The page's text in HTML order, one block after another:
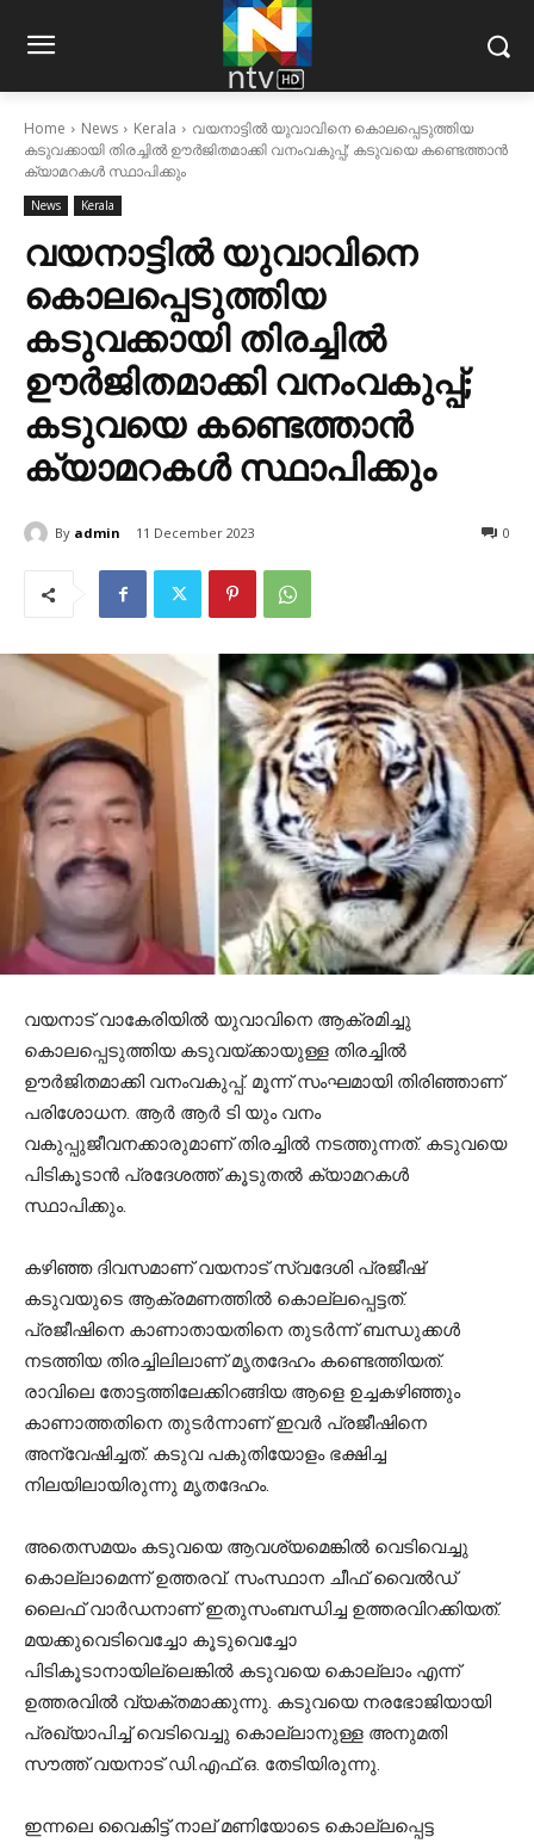
Home News Kerala
വയനാട്ടിൽ യുവാവിനെ കൊലപ്പെടുത്തിയ
കടുവക്കായി തിരച്ചിൽ ഊർജിതമാക്കി വനംവകുപ്പ്; കടുവയെ കണ്ടെത്താൻ
ക്യാമറകൾ സ്ഥാപിക്കും
News Kerala
വയനാട്ടിൽ യുവാവിനെ
കൊലപ്പെടുത്തിയ
കടുവക്കായി തിരച്ചിൽ
ഊർജിതമാക്കി വനംവകുപ്പ്;
കടുവയെ കണ്ടെത്താൻ
ക്യാമറകൾ സ്ഥാപിക്കും
By admin 11 December 2023 0
വയനാട് വാകേരിയിൽ യുവാവിനെ ആക്രമിച്ചു
കൊലപ്പെടുത്തിയ കടുവയ്ക്കായുള്ള തിരച്ചിൽ
ഊർജിതമാക്കി വനംവകുപ്പ്. മൂന്ന് സംഘമായി തിരിഞ്ഞാണ്
പരിശോധന. ആർ ആർ ടി യും വനം
വകുപ്പുജീവനക്കാരുമാണ് തിരച്ചിൽ നടത്തുന്നത്. കടുവയെ
പിടികൂടാൻ പ്രദേശത്ത് കൂടുതൽ ക്യാമറകൾ
സ്ഥാപിക്കും.
കഴിഞ്ഞ ദിവസമാണ് വയനാട് സ്വദേശി പ്രജീഷ്
കടുവയുടെ ആക്രമണത്തിൽ കൊല്ലപ്പെട്ടത്.
പ്രജീഷിനെ കാണാതായതിനെ തുടർന്ന് ബന്ധുക്കൾ
നടത്തിയ തിരച്ചിലിലാണ് മൃതദേഹം കണ്ടെത്തിയത്.
രാവിലെ തോട്ടത്തിലേക്കിറങ്ങിയ ആളെ ഉച്ചകഴിഞ്ഞും
കാണാത്തതിനെ തുടർന്നാണ് ഇവർ പ്രജീഷിനെ
അന്വേഷിച്ചത്. കടുവ പകുതിയോളം ഭക്ഷിച്ച
നിലയിലായിരുന്നു മൃതദേഹം.
അതെസമയം കടുവയെ ആവശ്യമെങ്കിൽ വെടിവെച്ചു
കൊല്ലാമെന്ന് ഉത്തരവ്. സംസ്ഥാന ചീഫ് വൈൽഡ്
ലൈഫ് വാർഡനാണ് ഇതുസംബന്ധിച്ച ഉത്തരവിറക്കിയത്.
മയക്കുവെടിവെച്ചോ കൂടുവെച്ചോ
പിടികൂടാനായില്ലെങ്കിൽ കടുവയെ കൊല്ലാം എന്ന്
ഉത്തരവിൽ വ്യക്തമാക്കുന്നു. കടുവയെ നരഭോജിയായി
പ്രഖ്യാപിച്ച് വെടിവെച്ചു കൊല്ലാനുള്ള അനുമതി
സൗത്ത് വയനാട് ഡി.എഫ്.ഒ. തേടിയിരുന്നു.
ഇന്നലെ വൈകിട്ട് നാല് മണിയോടെ കൊല്ലപ്പെട്ട